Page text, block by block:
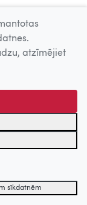
atzīmējiet
sīkdatnēm